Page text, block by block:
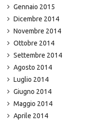
Gennaio 2015
Dicembre 2014
Novembre 2014
Ottobre 2014
Settembre 2014
Agosto 2014
Luglio 2014
Giugno 2014
Maggio 2014
Aprile 2014